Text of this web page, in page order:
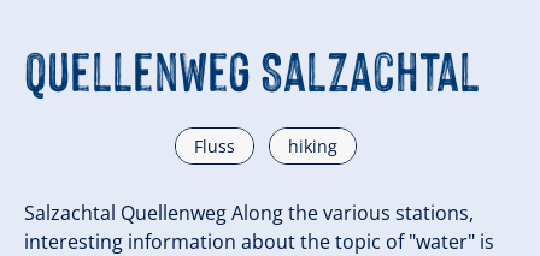
Quellenweg Salzachtal
Fluss hiking
Salzachtal Quellenweg Along the various stations,
interesting information about the topic of "water" is